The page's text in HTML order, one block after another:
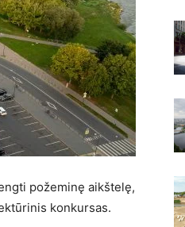
požeminę aikštelę,
konkursas.